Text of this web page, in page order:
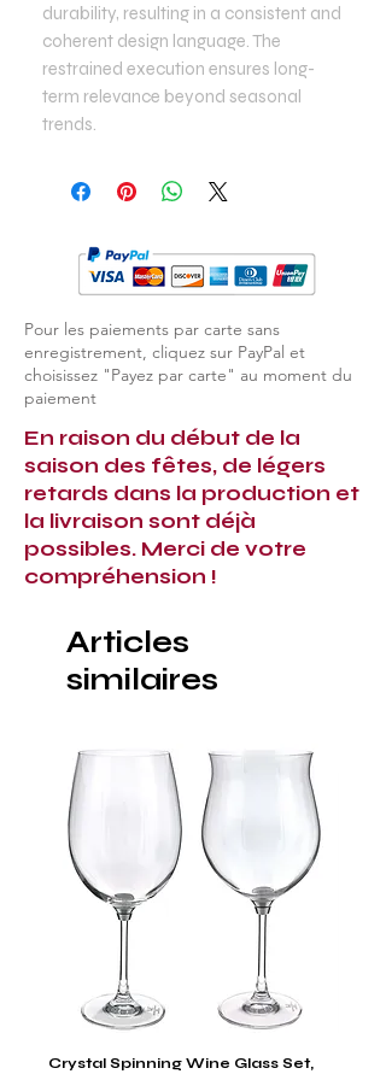
durability, resulting in a consistent and
coherent design language. The
restrained execution ensures long-
term relevance beyond seasonal
trends.
Pour les paiements par carte sans
enregistrement, cliquez sur PayPal et
choisissez "Payez par carte" au moment du
paiement
En raison du début de la
saison des fêtes, de légers
retards dans la production et
la livraison sont déjà
possibles. Merci de votre
compréhension !
Articles
similaires
Crystal Spinning Wine Glass Set,